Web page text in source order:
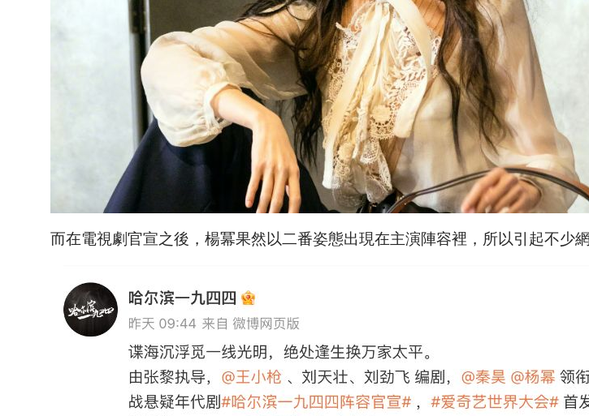
而在電視劇官宣之後，楊冪果然以二番姿態出現在主演陣容裡，所以引起不少